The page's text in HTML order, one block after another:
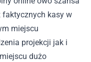
faktycznych kasy w
miejscu
projekcji jak i
dużo